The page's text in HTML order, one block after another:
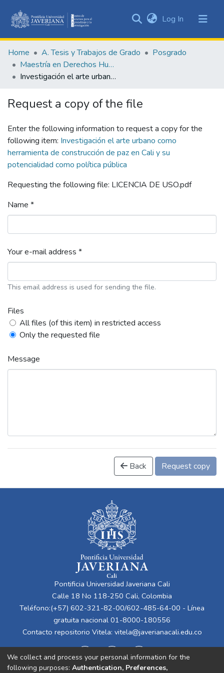
&
Collections
Statistics
Log In (current)
Home A. Tesis y Trabajos de Grado
Posgrado
Maestría en Derechos Humanos y Cultura de Paz
Investigación el arte urbano como herramienta de construcción de paz en Cali y su potencialidad como política pública
Request a copy of the file
Enter the following information to request a copy for the
following item: Investigación el arte urbano como
herramienta de construcción de paz en Cali y su
potencialidad como política pública
Requesting the following file: LICENCIA DE USO.pdf
Name *
Your e-mail address *
This email address is used for sending the file.
Files
All files (of this item) in restricted access
Only the requested file
Message
Back Request copy
Pontificia Universidad Javeriana Cali
Calle 18 No 118-250 Cali, Colombia
Teléfono:(+57) 602-321-82-00/602-485-64-00 - Línea
gratuita nacional 01-8000-180556
Contacto repositorio Vitela: vitela@javerianacali.edu.co
We collect and process your personal information for the
following purposes: Authentication, Preferences,